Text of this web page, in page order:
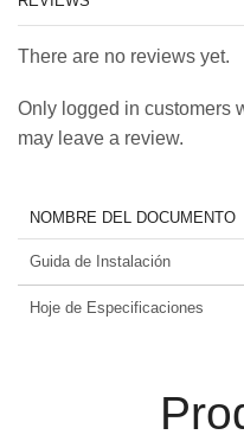
There are no reviews yet.
Only logged in customers
may leave a review.
NOMBRE DEL DOCUMENTO
Guida de Instalación
Hoje de Especificaciones